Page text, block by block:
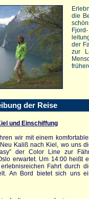
die
der
zur
der Reise
und Einschiffung
wir mit einem
Kaliß nach Kiel, wo uns
der Color Line zur
erwartet. Um 14:00 heißt
Fahrt durch
An Bord bietet sich uns